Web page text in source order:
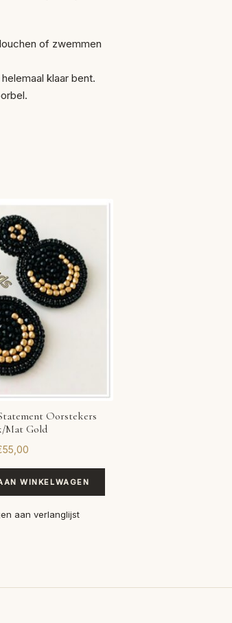
of zwemmen
klaar bent.
Oorstekers
Mat Gold
55,00
WINKELWAGEN
aan verlanglijst